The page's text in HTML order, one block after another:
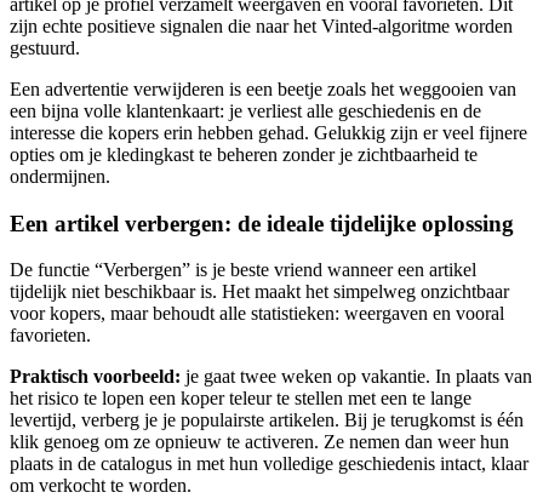
zijn echte positieve signalen die naar het Vinted-algoritme worden
gestuurd.
Een advertentie verwijderen is een beetje zoals het weggooien van
een bijna volle klantenkaart: je verliest alle geschiedenis en de
interesse die kopers erin hebben gehad. Gelukkig zijn er veel fijnere
opties om je kledingkast te beheren zonder je zichtbaarheid te
ondermijnen.
Een artikel verbergen: de ideale tijdelijke oplossing
De functie “Verbergen” is je beste vriend wanneer een artikel
tijdelijk niet beschikbaar is. Het maakt het simpelweg onzichtbaar
voor kopers, maar behoudt alle statistieken: weergaven en vooral
favorieten.
Praktisch voorbeeld: je gaat twee weken op vakantie. In plaats van
het risico te lopen een koper teleur te stellen met een te lange
levertijd, verberg je je populairste artikelen. Bij je terugkomst is één
klik genoeg om ze opnieuw te activeren. Ze nemen dan weer hun
plaats in de catalogus in met hun volledige geschiedenis intact, klaar
om verkocht te worden.